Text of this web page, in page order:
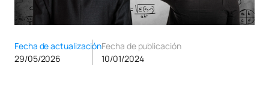
Fecha de actualización
29/05/2026
Fecha de publicación
10/01/2024